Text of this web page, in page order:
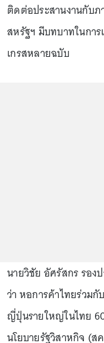
ติดต่อประสานงานกับภ
สหรัฐฯ มีบทบาทในกา
เกรสหลายฉบับ
นายวิชัย อัศรัสกร รอง
ว่า หอการค้าไทยร่วม
ญี่ปุ่นรายใหญ่ในไทย
นโยบายรัฐวิสาหกิจ (